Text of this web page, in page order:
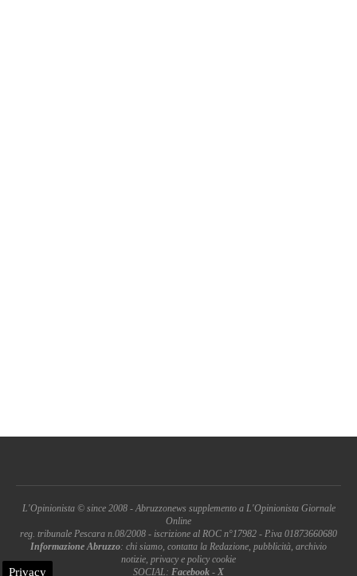
L'Opinionista © since 2008 - Abruzzonews supplemento a L'Opinionista Giornale
Online
reg. tribunale Pescara n.08/2008 - iscrizione al ROC n°17982 - P.iva 01873660680
Informazione Abruzzo: chi siamo, contatta la Redazione, pubblicità, archivio
notizie, privacy e policy cookie
SOCIAL: Facebook - X
Privacy